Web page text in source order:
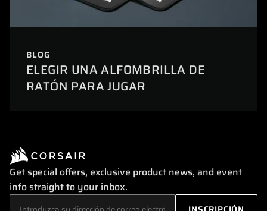
BLOG
ELEGIR UNA ALFOMBRILLA DE
RATÓN PARA JUGAR
Get special offers, exclusive product news, and event
info straight to your inbox.